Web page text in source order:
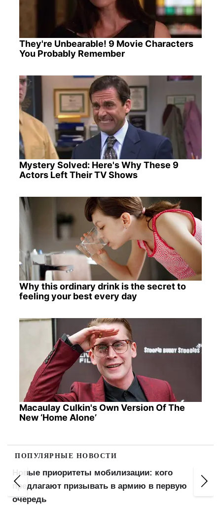
They're Unbearable! 9 Movie Characters
You Probably Remember
Mystery Solved: Here's Why These 9
Actors Left Their TV Shows
Why this ordinary drink is the secret to
feeling your best every day
Macaulay Culkin's Own Version Of The
New ‘Home Alone’
ПОПУЛЯРНЫЕ НОВОСТИ
Новые приоритеты мобилизации: кого
предлагают призывать в армию в первую
очередь